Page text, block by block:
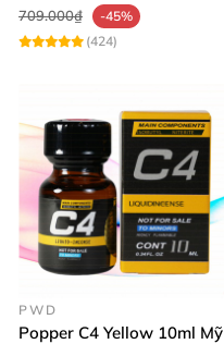
709.000₫
-45%
(424)
PWD
Popper C4 Yellow 10ml Mỹ